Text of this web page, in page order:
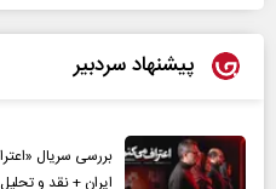
پیشنهاد سردبیر
بررسی سریال
ایران + نقد و تحلیل